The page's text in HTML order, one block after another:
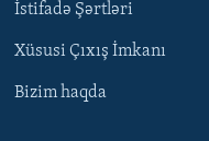
İstifadə Şərtləri
Xüsusi Çıxış İmkanı
Bizim haqda